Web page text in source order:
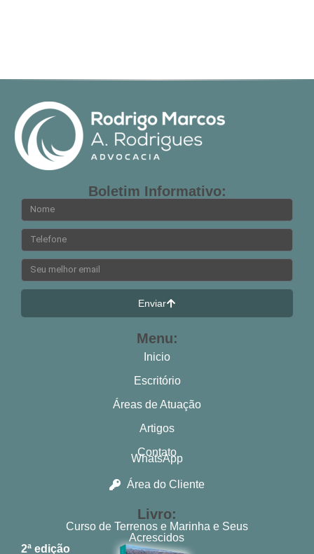
Boletim Informativo:
Enviar
Menu:
Inicio
Escritório
Áreas de Atuação
Artigos
Contato
WhatsApp
Área do Cliente
Livro:
Curso de Terrenos e Marinha e Seus
Acrescidos
2ª edição